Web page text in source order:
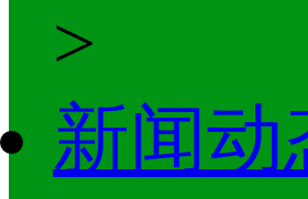
>
新闻动